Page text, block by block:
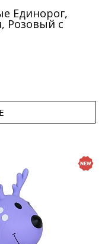
Единорог,
Розовый с